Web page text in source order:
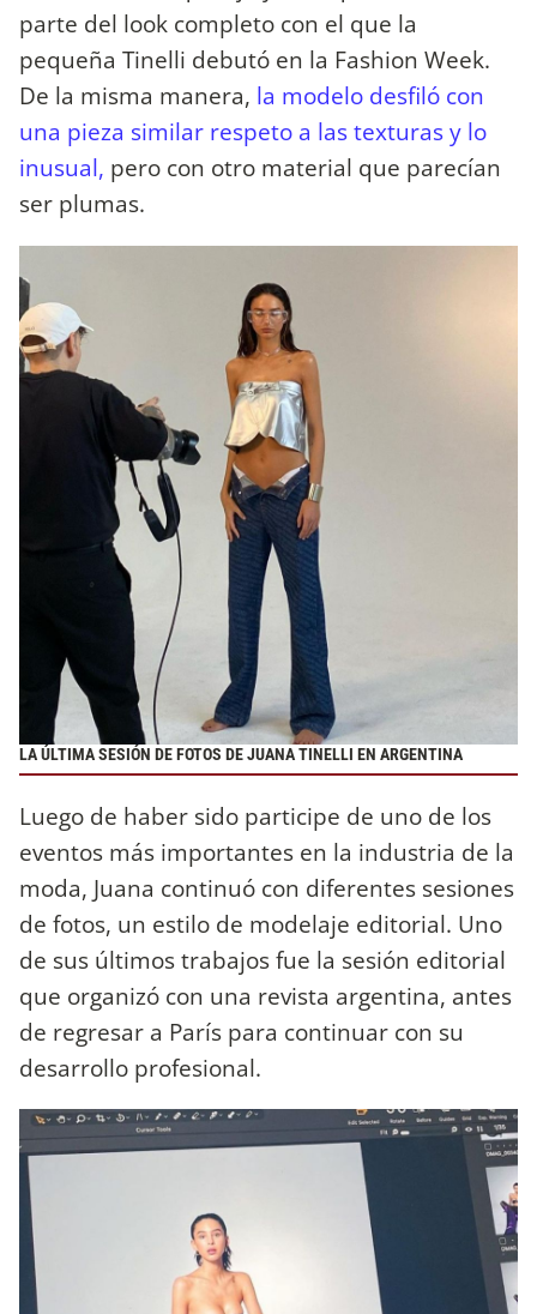
parte del look completo con el que la
pequeña Tinelli debutó en la Fashion Week.
De la misma manera, la modelo desfiló con
una pieza similar respeto a las texturas y lo
inusual, pero con otro material que parecían
ser plumas.
LA ÚLTIMA SESIÓN DE FOTOS DE JUANA TINELLI EN ARGENTINA
Luego de haber sido participe de uno de los
eventos más importantes en la industria de la
moda, Juana continuó con diferentes sesiones
de fotos, un estilo de modelaje editorial. Uno
de sus últimos trabajos fue la sesión editorial
que organizó con una revista argentina, antes
de regresar a París para continuar con su
desarrollo profesional.